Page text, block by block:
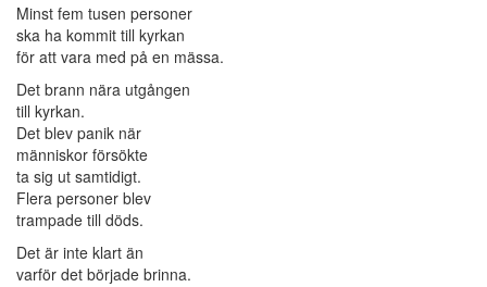
Minst fem tusen personer
ska ha kommit till kyrkan
för att vara med på en mässa.
Det brann nära utgången
till kyrkan.
Det blev panik när
människor försökte
ta sig ut samtidigt.
Flera personer blev
trampade till döds.
Det är inte klart än
varför det började brinna.